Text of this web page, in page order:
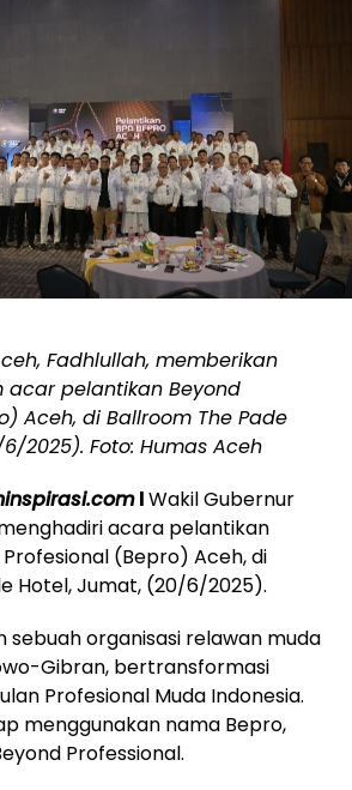
Fadhlullah, memberikan
pelantikan Beyond
Aceh, di Ballroom The Pade
2025). Foto: Humas Aceh
lWakil Gubernur
acara pelantikan
(Bepro) Aceh, di
Hotel, Jumat, (20/6/2025).
sebuah organisasi relawan muda
Gibran, bertransformasi
Profesional Muda Indonesia.
menggunakan nama Bepro,
Professional.